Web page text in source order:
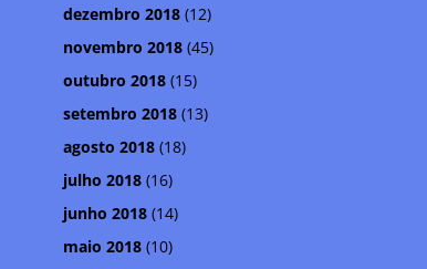
dezembro 2018 (12)
novembro 2018 (45)
outubro 2018 (15)
setembro 2018 (13)
agosto 2018 (18)
julho 2018 (16)
junho 2018 (14)
maio 2018 (10)